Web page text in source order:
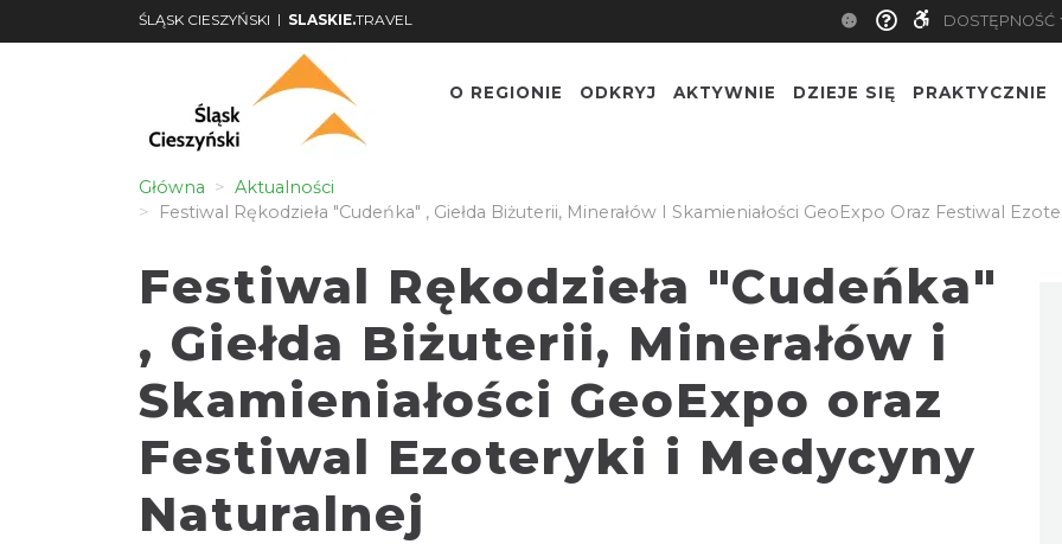
ŚLĄSK CIESZYŃSKI | SLASKIE.TRAVEL DOSTĘPNOŚĆ
O REGIONIE ODKRYJ AKTYWNIE DZIEJE SIĘ PRAKTYCZNIE
Główna
Aktualności
Festiwal Rękodzieła "Cudeńka" , Giełda Biżuterii, Minerałów I Skamieniałości GeoExpo Oraz Festiwal
Festiwal Rękodzieła "Cudeńka"
, Giełda Biżuterii, Minerałów i
Skamieniałości GeoExpo oraz
Festiwal Ezoteryki i Medycyny
Naturalnej